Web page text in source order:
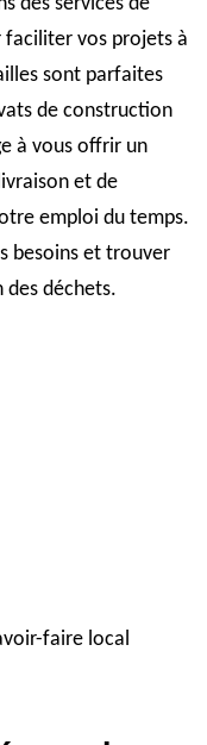
faciliter vos projets à
sont parfaites
de construction
à vous offrir un
et de
emploi du temps.
besoins et trouver
déchets.
faire local